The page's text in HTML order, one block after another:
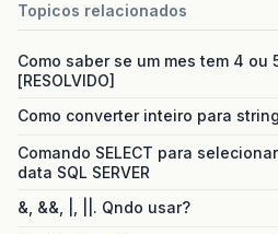
Topicos relacionados
Como saber se um mes tem 4 ou
[RESOLVIDO]
Como converter inteiro para
Comando SELECT para
data SQL SERVER
&, &&, |, ||. Qndo usar?